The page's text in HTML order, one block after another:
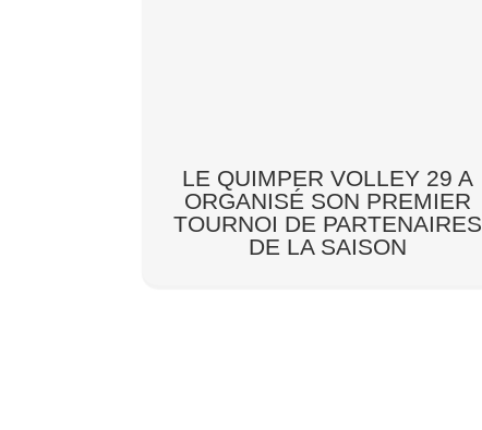
LE QUIMPER VOLLEY 29 A
ORGANISÉ SON PREMIER
TOURNOI DE PARTENAIRES
DE LA SAISON